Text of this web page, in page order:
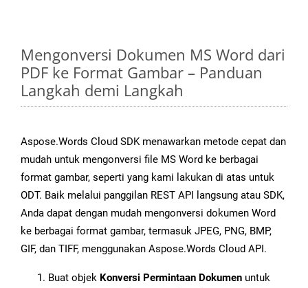
Mengonversi Dokumen MS Word dari
PDF ke Format Gambar – Panduan
Langkah demi Langkah
Aspose.Words Cloud SDK menawarkan metode cepat dan
mudah untuk mengonversi file MS Word ke berbagai
format gambar, seperti yang kami lakukan di atas untuk
ODT. Baik melalui panggilan REST API langsung atau SDK,
Anda dapat dengan mudah mengonversi dokumen Word
ke berbagai format gambar, termasuk JPEG, PNG, BMP,
GIF, dan TIFF, menggunakan Aspose.Words Cloud API.
Buat objek Konversi Permintaan Dokumen untuk